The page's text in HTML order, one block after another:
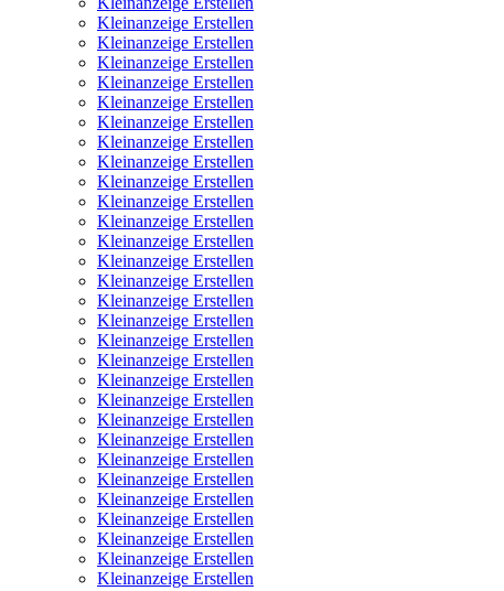
Kleinanzeige Erstellen
Kleinanzeige Erstellen
Kleinanzeige Erstellen
Kleinanzeige Erstellen
Kleinanzeige Erstellen
Kleinanzeige Erstellen
Kleinanzeige Erstellen
Kleinanzeige Erstellen
Kleinanzeige Erstellen
Kleinanzeige Erstellen
Kleinanzeige Erstellen
Kleinanzeige Erstellen
Kleinanzeige Erstellen
Kleinanzeige Erstellen
Kleinanzeige Erstellen
Kleinanzeige Erstellen
Kleinanzeige Erstellen
Kleinanzeige Erstellen
Kleinanzeige Erstellen
Kleinanzeige Erstellen
Kleinanzeige Erstellen
Kleinanzeige Erstellen
Kleinanzeige Erstellen
Kleinanzeige Erstellen
Kleinanzeige Erstellen
Kleinanzeige Erstellen
Kleinanzeige Erstellen
Kleinanzeige Erstellen
Kleinanzeige Erstellen